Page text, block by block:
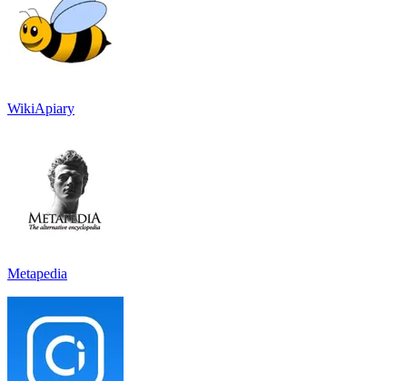
WikiApiary
Metapedia